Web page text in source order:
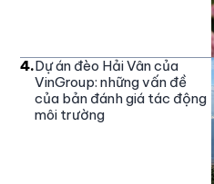
4.Dự án đèo Hải Vân của
VinGroup: những vấn đề
của bản đánh giá tác động
môi trường